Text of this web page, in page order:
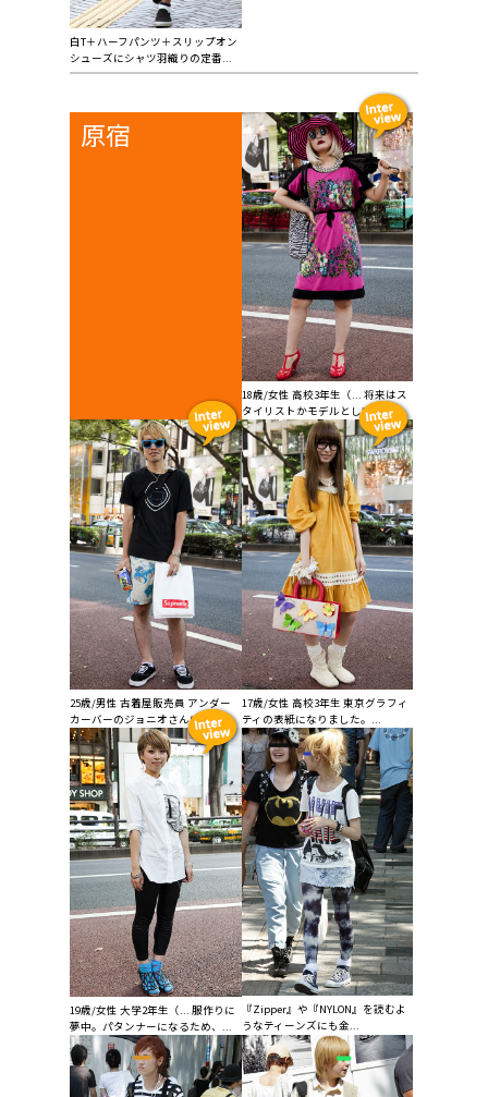
白T＋ハーフパンツ＋スリップオン
シューズにシャツ羽織りの定番...
原宿
18歳/女性 高校3年生（... 将来はス
タイリストかモデルとして、フ...
25歳/男性 古着屋販売員 アンダー
カーバーのジョニオさんに影響...
17歳/女性 高校3年生 東京グラフィ
ティの表紙になりました。...
19歳/女性 大学2年生（... 服作りに
夢中。パタンナーになるため、...
『Zipper』や『NYLON』を読むよ
うなティーンズにも金...